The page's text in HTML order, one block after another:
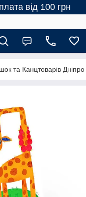
від 100 грн
та Канцтоварів Дніпро